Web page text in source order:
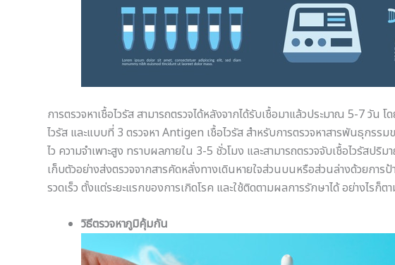
การตรวจหาเชื้อไวรัส สามารถตรวจได้หลังจากได้รับเชื้อมาแล้วประมาณ 5-7
ไวรัส และแบบที่ 3 ตรวจหา Antigen เชื้อไวรัส สำหรับการตรวจหาสารพันธุกร
ไว ความจำเพาะสูง ทราบผลภายใน 3-5 ชั่วโมง และสามารถตรวจจับเชื้อไวรัส
เก็บตัวอย่างส่งตรวจจากสารคัดหลั่งทางเดินหายใจส่วนบนหรือส่วนล่างด้วยกา
รวดเร็ว ตั้งแต่ระยะแรกของการเกิดโรค และใช้ติดตามผลการรักษาได้ อย่างไ
วิธีตรวจหาภูมิคุ้มกัน